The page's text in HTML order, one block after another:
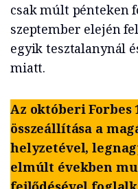
csak múlt pénteken
szeptember elején
egyik tesztalanynál
miatt.
Az októberi Forbes
összeállítása a
helyzetével,
elmúlt években